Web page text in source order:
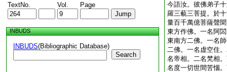
TextNo. Vol. Page
INBUDS
INBUDS(Bibliographic Database)
Search
今語汝。彼佛弟子
羅三藐三菩提。於
量百千萬億菩薩聲
東方作佛。一名阿
東南方二佛。一名
二佛。一名虚空住
名帝相。二名梵相
名度一切世間苦惱